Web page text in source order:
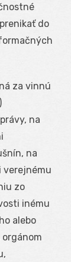
do
za vinnú
)
na
na
verejnému
zo
inému
alebo